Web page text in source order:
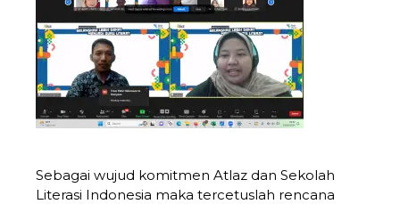
Sebagai wujud komitmen Atlaz dan Sekolah
Literasi Indonesia maka tercetuslah rencana